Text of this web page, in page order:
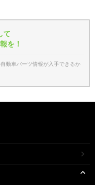
て
を！
動車パーツ情報が入手できるか